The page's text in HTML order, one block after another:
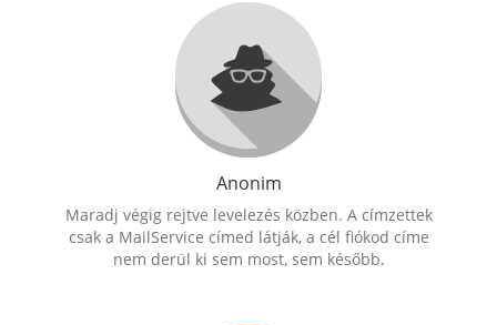
Anonim
Maradj végig rejtve levelezés közben. A címzettek
csak a MailService címed látják, a cél fiókod címe
nem derül ki sem most, sem később.